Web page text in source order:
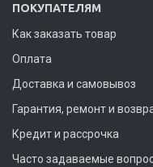
ПОКУПАТЕЛЯМ
Как заказать товар
Оплата
Доставка и самовывоз
Гарантия, ремонт и
Кредит и рассрочка
Часто задаваемые